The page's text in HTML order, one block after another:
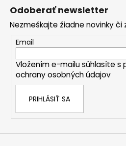
Odoberať newsletter
Nezmeškajte žiadne novinky či
Email
Vložením e-mailu súhlasíte s
ochrany osobných údajov
PRIHLÁSIŤ SA